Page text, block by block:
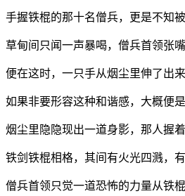
手握铁棍的那十名僧兵，更是不知
草甸间只闻一声暴喝，僧兵首领张
便在这时，一只手从烟尘里伸了出
如果非要形容这种和谐感，大概便
烟尘里隐隐现出一道身影，那人握
铁剑铁棍相格，其间有火光四溅，
僧兵首领只觉一道恐怖的力量从铁